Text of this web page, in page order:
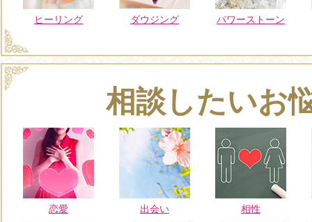
ヒーリング ダウジング パワーストーン
相談したいお
恋愛 出会い 相性